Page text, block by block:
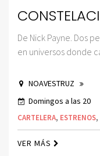
De Nick Payne. Dos
en universos donde
NOAVESTRUZ
Domingos a las 20
CARTELERA, ESTRENOS,
VER MÁS